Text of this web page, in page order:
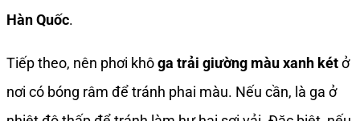
Hàn Quốc.
Tiếp theo, nên phơi khôga trải giường màu xanh kétở
nơi có bóng râm để tránh phai màu. Nếu cần, là ga ở